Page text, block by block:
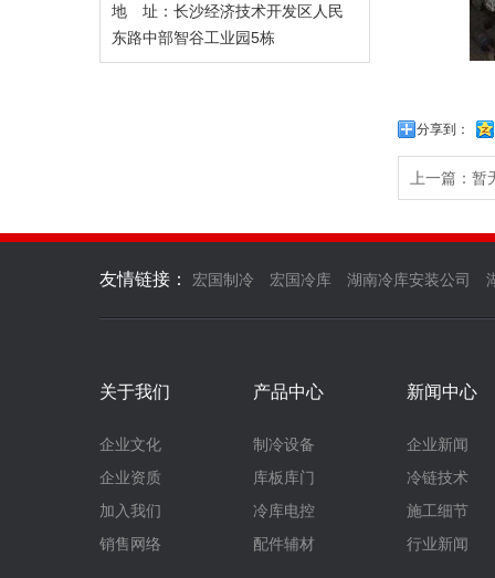
地 址：长沙经济技术开发区人民
东路中部智谷工业园5栋
分享到：
上一篇：暂
友情链接： 宏国制冷 宏国冷库 湖南冷库安装公司
关于我们
企业文化
企业资质
加入我们
销售网络
产品中心
制冷设备
库板库门
冷库电控
配件辅材
新闻中心
企业新闻
冷链技术
施工细节
行业新闻